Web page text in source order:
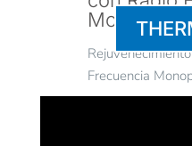
Monopolar
Frecuencia